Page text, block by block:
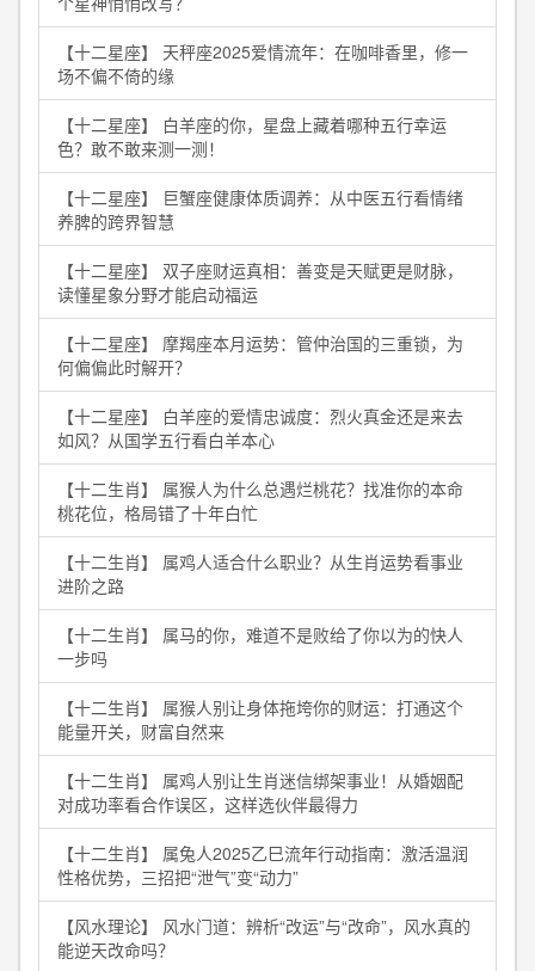
【十二星座】 天秤座2025爱情流年：在咖啡香里，修一
场不偏不倚的缘
【十二星座】 白羊座的你，星盘上藏着哪种五行幸运
色？敢不敢来测一测！
【十二星座】 巨蟹座健康体质调养：从中医五行看情绪
养脾的跨界智慧
【十二星座】 双子座财运真相：善变是天赋更是财脉，
读懂星象分野才能启动福运
【十二星座】 摩羯座本月运势：管仲治国的三重锁，为
何偏偏此时解开？
【十二星座】 白羊座的爱情忠诚度：烈火真金还是来去
如风？从国学五行看白羊本心
【十二生肖】 属猴人为什么总遇烂桃花？找准你的本命
桃花位，格局错了十年白忙
【十二生肖】 属鸡人适合什么职业？从生肖运势看事业
进阶之路
【十二生肖】 属马的你，难道不是败给了你以为的快人
一步吗
【十二生肖】 属猴人别让身体拖垮你的财运：打通这个
能量开关，财富自然来
【十二生肖】 属鸡人别让生肖迷信绑架事业！从婚姻配
对成功率看合作误区，这样选伙伴最得力
【十二生肖】 属兔人2025乙巳流年行动指南：激活温润
性格优势，三招把“泄气”变“动力”
【风水理论】 风水门道：辨析“改运”与“改命”，风水真的
能逆天改命吗？